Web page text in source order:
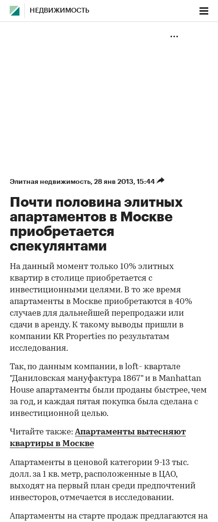
НЕДВИЖИМОСТЬ
Элитная недвижимость⁠, 28 янв 2013, 15:44
Почти половина элитных
апартаментов в Москве
приобретается
спекулянтами
На данный момент только 10% элитных
квартир в столице приобретается с
инвестиционными целями. В то же время
апартаменты в Москве приобретаются в 40%
случаев для дальнейшей перепродажи или
сдачи в аренду. К такому выводы пришли в
компании KR Properties по результатам
исследования.
Так, по данным компании, в loft- квартале
"Даниловская мануфактура 1867" и в Manhattan
House апартаменты были проданы быстрее, чем
за год, и каждая пятая покупка была сделана с
инвестиционной целью.
Читайте также: Апартаменты вытесняют
квартиры в Москве
Апартаменты в ценовой категории 9-13 тыс.
долл. за 1 кв. метр, расположенные в ЦАО,
выходят на первый план среди предпочтений
инвесторов, отмечается в исследовании.
Апартаменты на старте продаж предлагаются на